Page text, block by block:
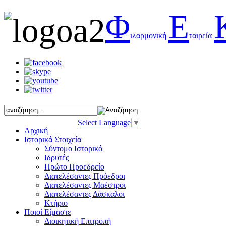
Φιλαρμονική Εταιρεία
Select Language ▼
Αρχική
Ιστορικά Στοιχεία
Σύντομο Ιστορικό
Ιδρυτές
Πρώτο Προεδρείο
Διατελέσαντες Πρόεδροι
Διατελέσαντες Μαέστροι
Διατελέσαντες Δάσκαλοι
Κτήριο
Ποιοί Είμαστε
Διοικητική Επιτροπή